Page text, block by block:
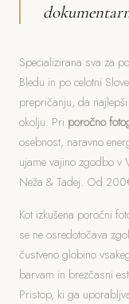
Specializirana sva za
Bledu in po celotni
prepričanju, da
okolju. Pri poročno
osebnost, naravno
ujame vajino zgodbo v
Neža & Tadej. Od
Kot izkušena poročni
se ne osredotočava
čustveno globino
barvam in brezčasni
Pristop, ki ga